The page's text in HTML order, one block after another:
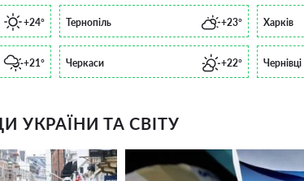
+24° Тернопіль +23° Харків
+21° Черкаси +22° Чернівці
УКРАЇНИ ТА СВІТУ